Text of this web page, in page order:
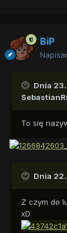
BiP
Dnia
To się
Dnia
Z czym do
xD